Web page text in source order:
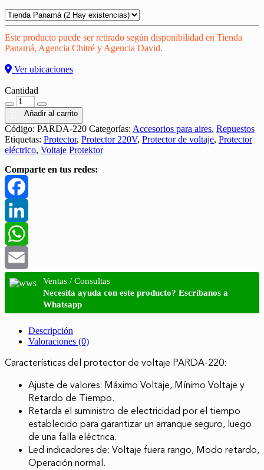
B/. 22.26.B/. 25.92.
Este producto puede ser retirado según disponibilidad en Tienda
Panamá, Agencia Chitré y Agencia David.
Ver ubicaciones
Cantidad
Añadir al carrito
Código: PARDA-220 Categorías: Accesorios para aires, Repuestos
Etiquetas: Protector, Protector 220V, Protector de voltaje, Protector
eléctrico, Voltaje Protektor
Comparte en tus redes:
Facebook
LinkedIn
WhatsApp
Email
Ventas / Consultas
Necesita ayuda con este producto? Escríbanos a
Whatsapp
Descripción
Valoraciones (0)
Características del protector de voltaje PARDA-220:
Ajuste de valores: Máximo Voltaje, Mínimo Voltaje y
Retardo de Tiempo.
Retarda el suministro de electricidad por el tiempo
establecido para garantizar un arranque seguro, luego
de una falla eléctrica.
Led indicadores de: Voltaje fuera rango, Modo retardo,
Operación normal.